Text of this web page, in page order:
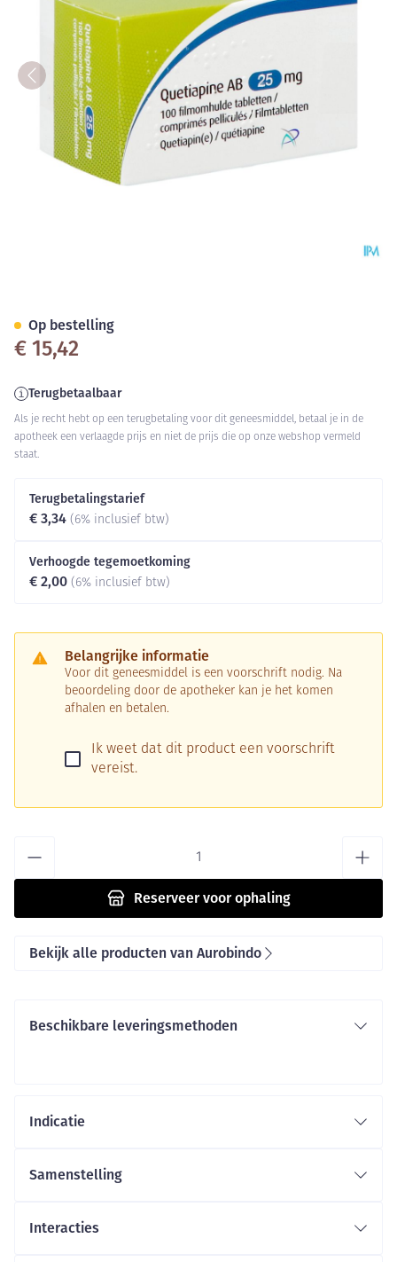
€ 15,42
Terugbetaalbaar
Als je recht hebt op een terugbetaling voor dit geneesmiddel, betaal je in de
apotheek een verlaagde prijs en niet de prijs die op onze webshop vermeld
staat.
Terugbetalingstarief
€ 3,34 (6% inclusief btw)
Verhoogde tegemoetkoming
€ 2,00 (6% inclusief btw)
Belangrijke informatie
Voor dit geneesmiddel is een voorschrift nodig. Na
beoordeling door de apotheker kan je het komen
afhalen en betalen.
Ik weet dat dit product een voorschrift
vereist.
Reserveervoor ophaling
Op bestelling
Bekijk alle producten van Aurobindo
Beschikbare leveringsmethoden
Indicatie
Samenstelling
Interacties